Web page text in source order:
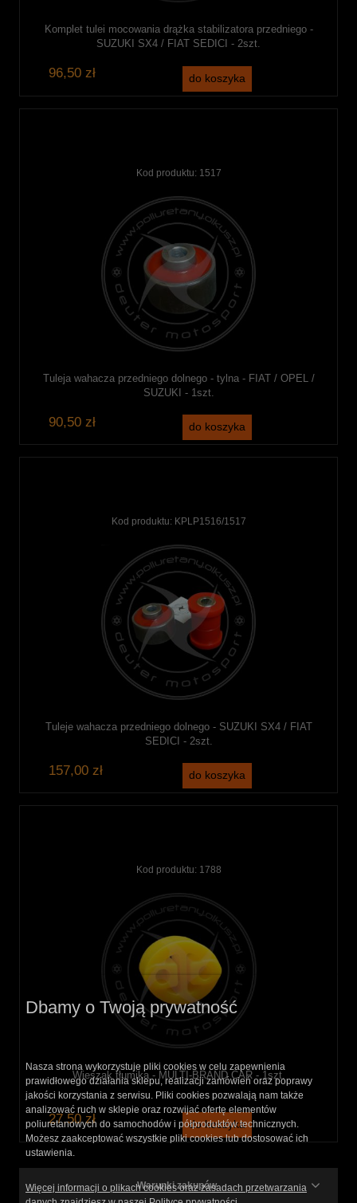
Komplet tulei mocowania drążka stabilizatora przedniego -
SUZUKI SX4 / FIAT SEDICI - 2szt.
96,50 zł do koszyka
Kod produktu: 1517
Tuleja wahacza przedniego dolnego - tylna - FIAT / OPEL /
SUZUKI - 1szt.
90,50 zł do koszyka
Kod produktu: KPLP1516/1517
Tuleje wahacza przedniego dolnego - SUZUKI SX4 / FIAT
SEDICI - 2szt.
157,00 zł do koszyka
Kod produktu: 1788
Wieszak tłumika - MULTI-BRAND CAR - 1szt.
27,50 zł do koszyka
Warunki zakupów
Dbamy o Twoją prywatność
Nasza strona wykorzystuje pliki cookies w celu zapewnienia
prawidłowego działania sklepu, realizacji zamówień oraz poprawy
jakości korzystania z serwisu. Pliki cookies pozwalają nam także
analizować ruch w sklepie oraz rozwijać ofertę elementów
poliuretanowych do samochodów i półproduktów technicznych.
Możesz zaakceptować wszystkie pliki cookies lub dostosować ich
ustawienia.
Więcej informacji o plikach cookies oraz zasadach przetwarzania